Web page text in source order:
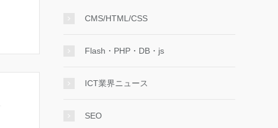
CMS/HTML/CSS
Flash・PHP・DB・js
ICT業界ニュース
SEO